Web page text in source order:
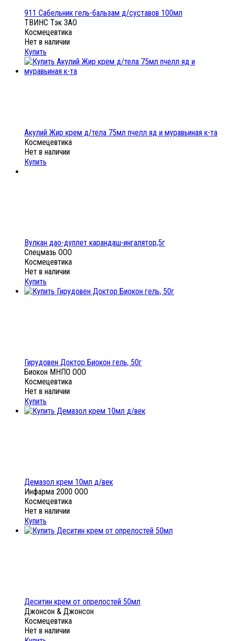
911 Сабельник гель-бальзам д/суставов 100мл
ТВИНС Тэк ЗАО
Космецевтика
Нет в наличии
Купить
Акулий Жир крем д/тела 75мл пчелл яд и муравьиная к-та
Космецевтика
Нет в наличии
Купить
Вулкан дао-дуплет карандаш-ингалятор,5г
Спецмазь ООО
Космецевтика
Нет в наличии
Купить
Гирудовен Доктор Биокон гель, 50г
Биокон МНПО ООО
Космецевтика
Нет в наличии
Купить
Демазол крем 10мл д/век
Инфарма 2000 ООО
Космецевтика
Нет в наличии
Купить
Деситин крем от опрелостей 50мл
Джонсон & Джонсон
Космецевтика
Нет в наличии